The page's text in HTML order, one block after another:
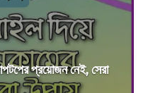
প্রয়োজন নেই, সেরা